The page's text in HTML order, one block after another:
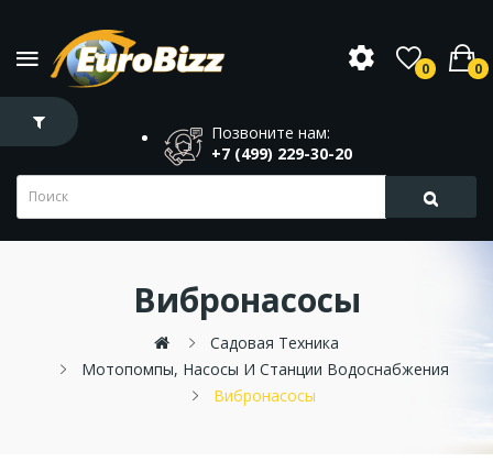
0 0
Позвоните нам:
+7 (499) 229-30-20
Вибронасосы
Садовая Техника
Мотопомпы, Насосы И Станции Водоснабжения
Вибронасосы